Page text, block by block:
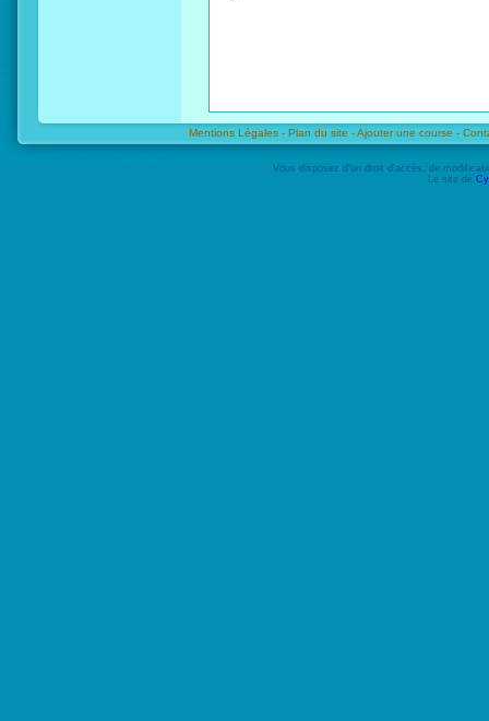
Mentions Légales - Plan du site -Ajouter une course -
Vous disposez d'un droit d'accès, de
Le site de